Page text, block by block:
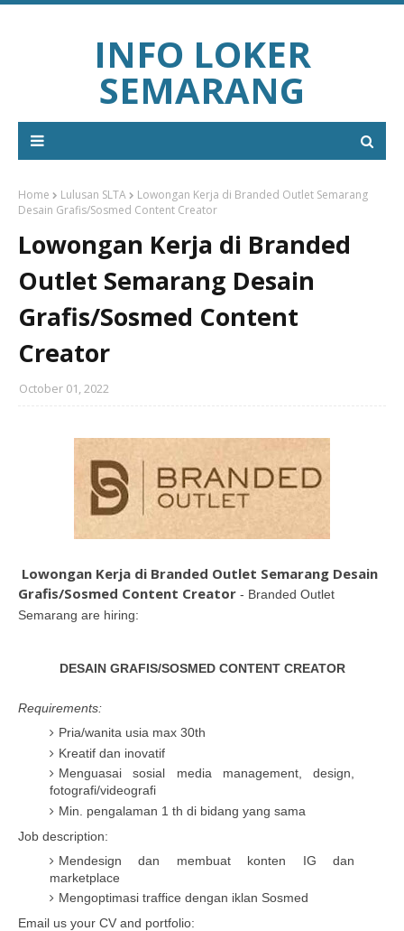
INFO LOKER
SEMARANG
Home Lulusan SLTA
Lowongan Kerja di Branded Outlet Semarang
Desain Grafis/Sosmed Content Creator
Lowongan Kerja di Branded
Outlet Semarang Desain
Grafis/Sosmed Content
Creator
October 01, 2022
Lowongan Kerja di Branded Outlet Semarang Desain
Grafis/Sosmed Content Creator - Branded Outlet
Semarang are hiring:
DESAIN GRAFIS/SOSMED CONTENT CREATOR
Requirements:
Pria/wanita usia max 30th
Kreatif dan inovatif
Menguasai sosial media management, design,
fotografi/videografi
Min. pengalaman 1 th di bidang yang sama
Job description:
Mendesign dan membuat konten IG dan
marketplace
Mengoptimasi traffice dengan iklan Sosmed
Email us your CV and portfolio: